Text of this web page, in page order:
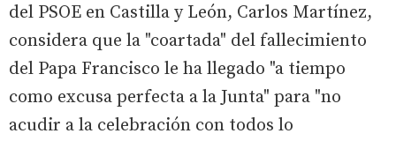
del PSOE en Castilla y León, Carlos Martínez,
considera que la "coartada" del fallecimiento
del Papa Francisco le ha llegado "a tiempo
como excusa perfecta a la Junta" para "no
acudir a la celebración con todos lo